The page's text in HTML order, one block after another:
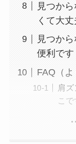
見つか
くて大丈
見つか
便利です
FAQ（よ
肩
こ